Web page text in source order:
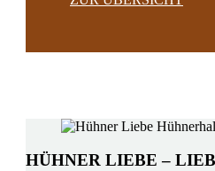
HÜHNER LIEBE –